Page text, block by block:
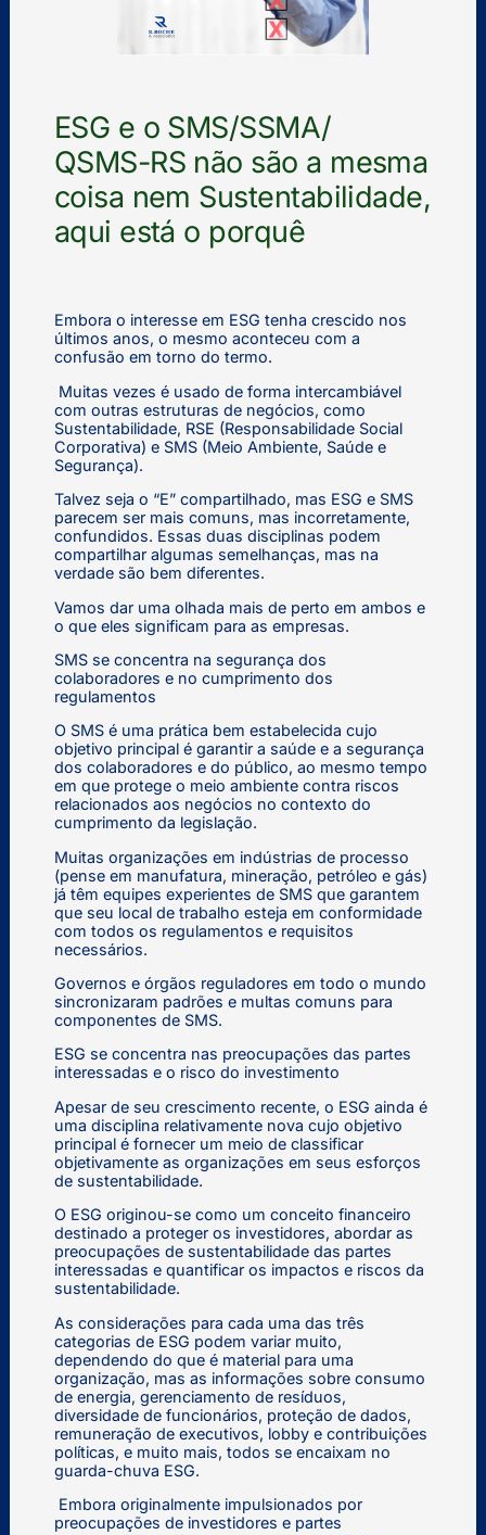
ESG e o SMS/SSMA/
QSMS-RS não são a mesma
coisa nem Sustentabilidade,
aqui está o porquê
Embora o interesse em ESG tenha crescido nos
últimos anos, o mesmo aconteceu com a
confusão em torno do termo.
Muitas vezes é usado de forma intercambiável
com outras estruturas de negócios, como
Sustentabilidade, RSE (Responsabilidade Social
Corporativa) e SMS (Meio Ambiente, Saúde e
Segurança).
Talvez seja o “E” compartilhado, mas ESG e SMS
parecem ser mais comuns, mas incorretamente,
confundidos. Essas duas disciplinas podem
compartilhar algumas semelhanças, mas na
verdade são bem diferentes.
Vamos dar uma olhada mais de perto em ambos e
o que eles significam para as empresas.
SMS se concentra na segurança dos
colaboradores e no cumprimento dos
regulamentos
O SMS é uma prática bem estabelecida cujo
objetivo principal é garantir a saúde e a segurança
dos colaboradores e do público, ao mesmo tempo
em que protege o meio ambiente contra riscos
relacionados aos negócios no contexto do
cumprimento da legislação.
Muitas organizações em indústrias de processo
(pense em manufatura, mineração, petróleo e gás)
já têm equipes experientes de SMS que garantem
que seu local de trabalho esteja em conformidade
com todos os regulamentos e requisitos
necessários.
Governos e órgãos reguladores em todo o mundo
sincronizaram padrões e multas comuns para
componentes de SMS.
ESG se concentra nas preocupações das partes
interessadas e o risco do investimento
Apesar de seu crescimento recente, o ESG ainda é
uma disciplina relativamente nova cujo objetivo
principal é fornecer um meio de classificar
objetivamente as organizações em seus esforços
de sustentabilidade.
O ESG originou-se como um conceito financeiro
destinado a proteger os investidores, abordar as
preocupações de sustentabilidade das partes
interessadas e quantificar os impactos e riscos da
sustentabilidade.
As considerações para cada uma das três
categorias de ESG podem variar muito,
dependendo do que é material para uma
organização, mas as informações sobre consumo
de energia, gerenciamento de resíduos,
diversidade de funcionários, proteção de dados,
remuneração de executivos, lobby e contribuições
políticas, e muito mais, todos se encaixam no
guarda-chuva ESG.
Embora originalmente impulsionados por
preocupações de investidores e partes